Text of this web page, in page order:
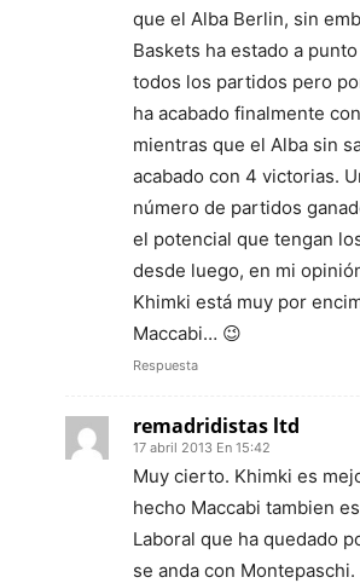
que el Alba Berlin, sin
Baskets ha estado a
todos los partidos pero
ha acabado finalmente
mientras que el Alba sin
acabado con 4 victorias.
número de partidos
el potencial que tengan
desde luego, en mi
Khimki está muy por
Maccabi… 😉
Respuesta
remadridistas ltd
17 abril 2013 En 15:42
Muy cierto. Khimki es
hecho Maccabi tambien
Laboral que ha quedado
se anda con